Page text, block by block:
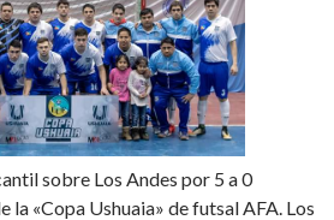
sobre Los Andes por 5 a 0
la «Copa Ushuaia» de futsal AFA. Los